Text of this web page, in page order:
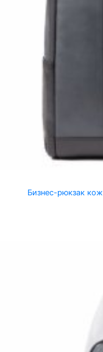
Бизнес-рюкзак